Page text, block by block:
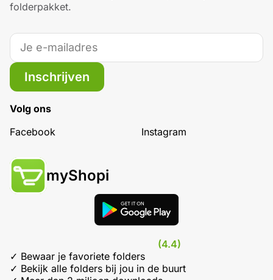
folderpakket.
Inschrijven
Volg ons
Facebook
Instagram
myShopi
(4.4)
✓ Bewaar je favoriete folders
✓ Bekijk alle folders bij jou in de buurt